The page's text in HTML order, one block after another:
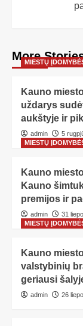
More
MIESTŲ
Kauno
uždarys
aukštyje ir
admin
5
MIESTŲ
Kauno
Kauno
premijos ir
admin
31
MIESTŲ
Kauno
valstybinių
geriausi
admin 26